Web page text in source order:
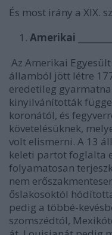
És most irány a XIX.
Amerikai
Az Amerikai
államból jött létre
eredetileg
kinyilvánították
koronától, és
követelésüknek,
volt elismerni. A 13
keleti partot foglalta
folyamatosan
nem
őslakosoktól
pedig a többé-
szomszédtól,